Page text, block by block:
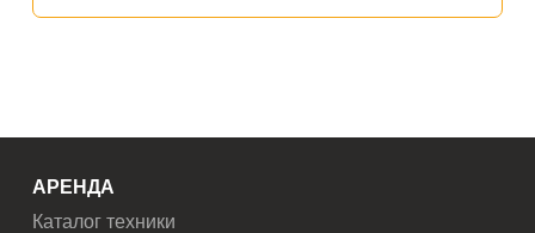
АРЕНДА
Каталог техники